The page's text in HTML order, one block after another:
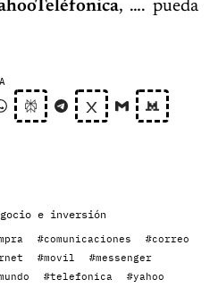
, …. pueda
e inversión
#comunicaciones
#correo
#movil
#messenger
#telefonica #yahoo